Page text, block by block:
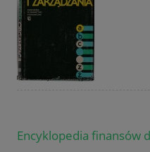
Encyklopedia finansów